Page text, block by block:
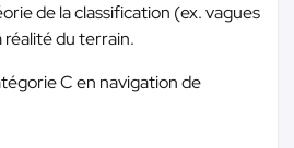
de la classification (ex. vagues
du terrain.
C en navigation de